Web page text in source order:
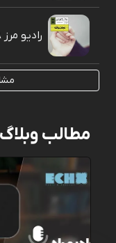
رادیو مرز ۷۸ - نجات‌یافته
مطالب وبلاگ